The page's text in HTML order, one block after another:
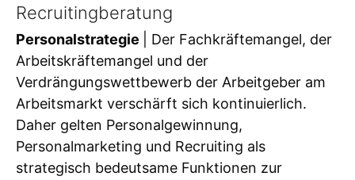
Recruitingberatung
Personalstrategie
| Der Fachkräftemangel, der
Arbeitskräftemangel und der
Verdrängungswettbewerb der Arbeitgeber am
Arbeitsmarkt verschärft sich kontinuierlich.
Daher gelten Personalgewinnung,
Personalmarketing und Recruiting als
strategisch bedeutsame Funktionen zur